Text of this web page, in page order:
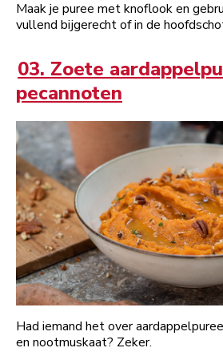
Maak je puree met knoflook en
vullend bijgerecht of in de
03. Zoete
pecannoten
Had iemand het over
en nootmuskaat? Zeker.